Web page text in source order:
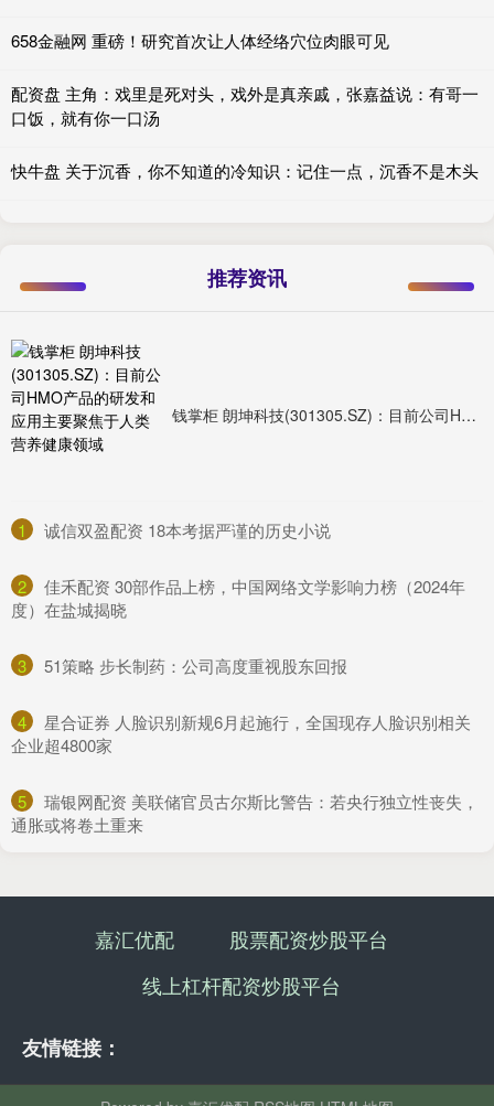
658金融网 重磅！研究首次让人体经络穴位肉眼可见
配资盘 主角：戏里是死对头，戏外是真亲戚，张嘉益说：有哥一
口饭，就有你一口汤
快牛盘 关于沉香，你不知道的冷知识：记住一点，沉香不是木头
推荐资讯
钱掌柜 朗坤科技(301305.SZ)：目前公司HMO产品的研发和应用主要聚焦于人类营养健康领域
1 ​诚信双盈配资 18本考据严谨的历史小说
2
​佳禾配资 30部作品上榜，中国网络文学影响力榜（2024年
度）在盐城揭晓
3 ​51策略 步长制药：公司高度重视股东回报
4
​星合证券 人脸识别新规6月起施行，全国现存人脸识别相关
企业超4800家
5
​瑞银网配资 美联储官员古尔斯比警告：若央行独立性丧失，
通胀或将卷土重来
嘉汇优配
股票配资炒股平台
线上杠杆配资炒股平台
友情链接：